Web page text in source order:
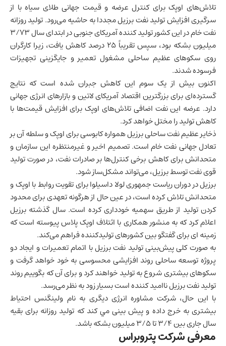
تلاش‌های اوپک برای کنترل عرضه و قیمت جهانی طلای سیاه با از
سرگیری افزایش تولید نفتبرزیلمجددا به حاشیه می‌رود. تولید روزانه
نفت خام در این کشور تولید کننده آمریکای جنوبی در ابتدای سال 3/73
میلیون بشکه بود، سپس تقریباً 25 درصد کاهش یافت، زیرا کارگران
روی سکوهای عظیم ساحلی مشغول تعمیر و جایگزینی تجهیزات
فرسوده شدند.
اکنون بیش از یک سوم این کاهش جبران شده است که نتایج
گسترده‌ای برای بزرگترین اقتصاد آمریکای لاتین و بازارهای انرژی جهانی
دارد. عرضه این نفت اضافی تلاش‌های اوپک برای افزایش قیمت‌ها با
کاهش تولید را مختل خواهد کرد.
ذخایر عظیم نفت ساحلی برزیل همواره کابوسی برای اوپک و سلطه آن بر
تعادل جهانی نفت خام است. تصمیم اخیر و غیرمنتظره این سازمان و
متحدانش برای کاهش برخی کنترل‌ها بر صادرات نفت، در صورت تولید
قوی نفت توسط برزیل، می‌تواند مشکل‌ساز شود.
برزیل در دوران ریاست جمهوری لولا داسیلوا برای تقویت روابط با اوپک و
متحدانش تلاش کرده است، در عین حال از هرگونه تعهدی برای محدود
کردن تولید از طریق سهمیه خودداری کرده است. سال گذشته برزیل
اعلام کرد که به منشور همکاری با ائتلاف اوپک پلاس پیوسته است که
زمینه ای برای گفتگو بین کشورهای تولیدکننده فراهم می‌کند.
به صورت کلی پیش‌بینی تولید نفت برزیل با اتمام تعمیرات و ایجاد دو
پروژه توسعه ساحلی روند افزایشی محسوسی به خود خواهد گرفت و
سکوهای بیشتری شروع به تولید خواهند کرد و برای آن که بگوییم روند
تولید نفت برزیل ناامید کننده است بسیار زود به نظر می‌رسد.
با این حال، شرکت مشاوره انرژی دیگری به نام ولينگنس احتياط
بيشتری به خرج داده و پيش بينی مي کند که توليد روزانه برای بقيه
سال جاری بين 3/4 تا 3/5 ميليون بشکه باشد.
معرفی شرکت پتروبراس